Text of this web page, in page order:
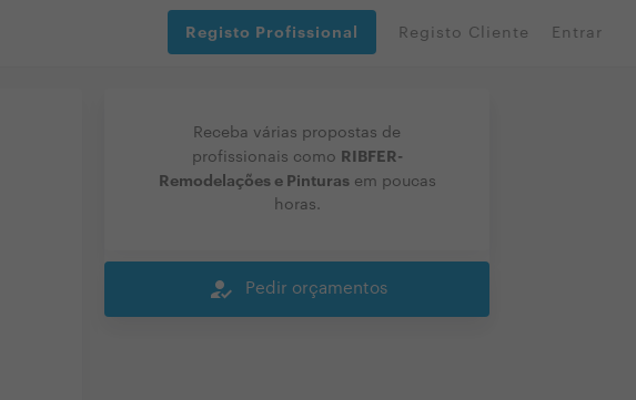
Registo Profissional Registo Cliente Entrar
Receba várias propostas de
profissionais como RIBFER-
Remodelações e Pinturasem poucas
horas.
how_to_reg Pedir orçamentos